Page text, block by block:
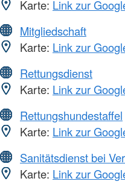
Karte: Link zur
Mitgliedschaft
Karte: Link zur
Rettungsdienst
Karte: Link zur
Rettungshundestaffel
Karte: Link zur
Sanitätsdienst bei
Karte: Link zur